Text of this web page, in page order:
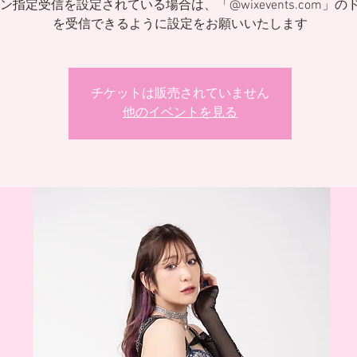
指定受信を設定されている場合は、「@wixevents.com」の
を受信できるように設定をお願いいたします
チケットは販売されていません
他のイベントを見る